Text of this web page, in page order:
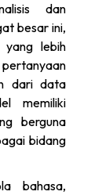
dan
besar ini,
yang lebih
dari data
memiliki
berguna
bidang
bahasa,